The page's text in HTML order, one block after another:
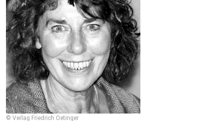
© Verlag Friedrich Oetinger